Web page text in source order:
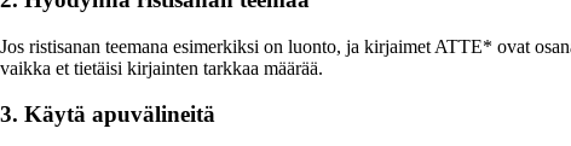
Jos ristisanan teemana esimerkiksi on luonto, ja kirjaimet ATTE* ovat
vaikka et tietäisi kirjainten tarkkaa määrää.
3. Käytä apuvälineitä